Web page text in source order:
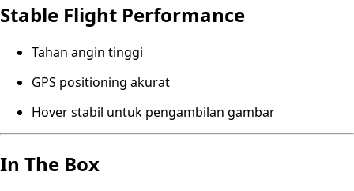
Stable Flight Performance
Tahan angin tinggi
GPS positioning akurat
Hover stabil untuk pengambilan gambar
In The Box